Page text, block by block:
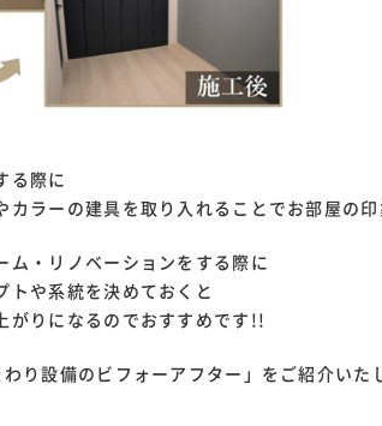
る際に
カラーの建具を取り入れることでお部屋の
ム・リノベーションをする際に
トや系統を決めておくと
がりになるのでおすすめです!!
り設備のビフォーアフター」をご紹介いた